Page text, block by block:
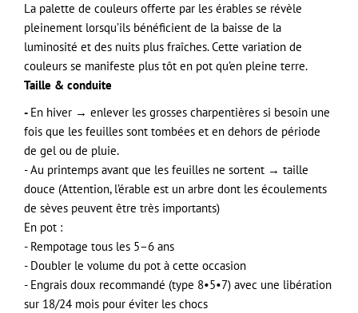
La palette de couleurs offerte par les érables se révèle
pleinement lorsqu’ils bénéficient de la baisse de la
luminosité et des nuits plus fraîches. Cette variation de
couleurs se manifeste plus tôt en pot qu’en pleine terre.
Taille & conduite
- En hiver → enlever les grosses charpentières si besoin une
fois que les feuilles sont tombées et en dehors de période
de gel ou de pluie.
- Au printemps avant que les feuilles ne sortent → taille
douce (Attention, l’érable est un arbre dont les écoulements
de sèves peuvent être très importants)
En pot :
- Rempotage tous les 5–6 ans
- Doubler le volume du pot à cette occasion
- Engrais doux recommandé (type 8•5•7) avec une libération
sur 18/24 mois pour éviter les chocs